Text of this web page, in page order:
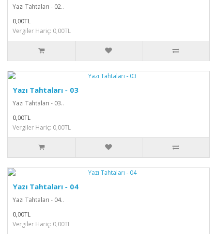
Yazı Tahtaları - 02..
0,00TL
Vergiler Hariç: 0,00TL
Yazı Tahtaları - 03
Yazı Tahtaları - 03..
0,00TL
Vergiler Hariç: 0,00TL
Yazı Tahtaları - 04
Yazı Tahtaları - 04..
0,00TL
Vergiler Hariç: 0,00TL